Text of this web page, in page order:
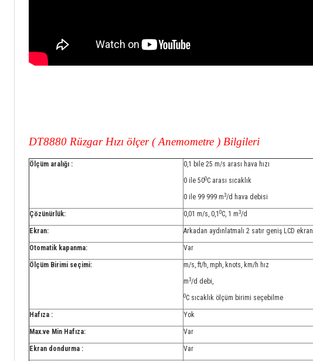
DT8880 Rüzgar Hızı ölçer ( Anemometre ) Bilgileri
Ölçüm aralığı :
0,1 bile 25 m/s arası hava hızı
0 ile 500C arası sıcaklık
0 ile 99 999 m3/d hava debisi
Çözünürlük: 0,01 m/s, 0,1 0C, 1 m3/d
Ekran: Arkadan aydınlatmalı 2 satır geniş LCD ekran
Otomatik kapanma: Var
Ölçüm Birimi seçimi:
m/s, ft/h, mph, knots, km/h hız
m3/d debi,
0C sıcaklık ölçüm birimi seçebilme
Hafıza : Yok
Max.ve Min Hafıza: Var
Ekran dondurma : Var